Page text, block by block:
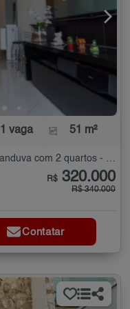
1 vaga 51 m²
Apartamento à Venda no Jardim Aricanduva com 2 quartos - 51 m²
R$ 320.000
R$ 340.000
Contatar